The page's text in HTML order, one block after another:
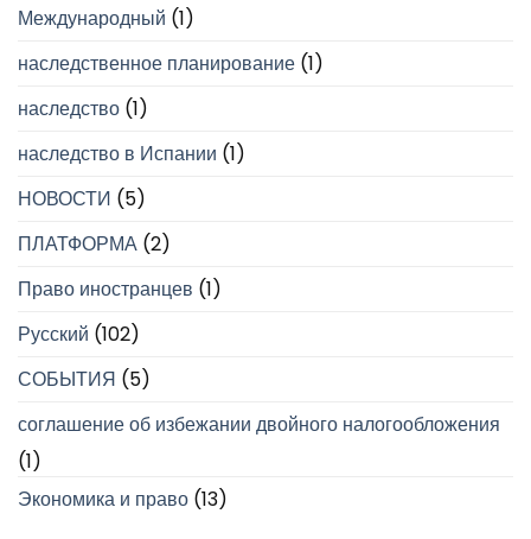
Международный (1)
наследственное планирование (1)
наследство (1)
наследство в Испании (1)
НОВОСТИ (5)
ПЛАТФОРМА (2)
Право иностранцев (1)
Русский (102)
СОБЫТИЯ (5)
соглашение об избежании двойного налогообложения
(1)
Экономика и право (13)